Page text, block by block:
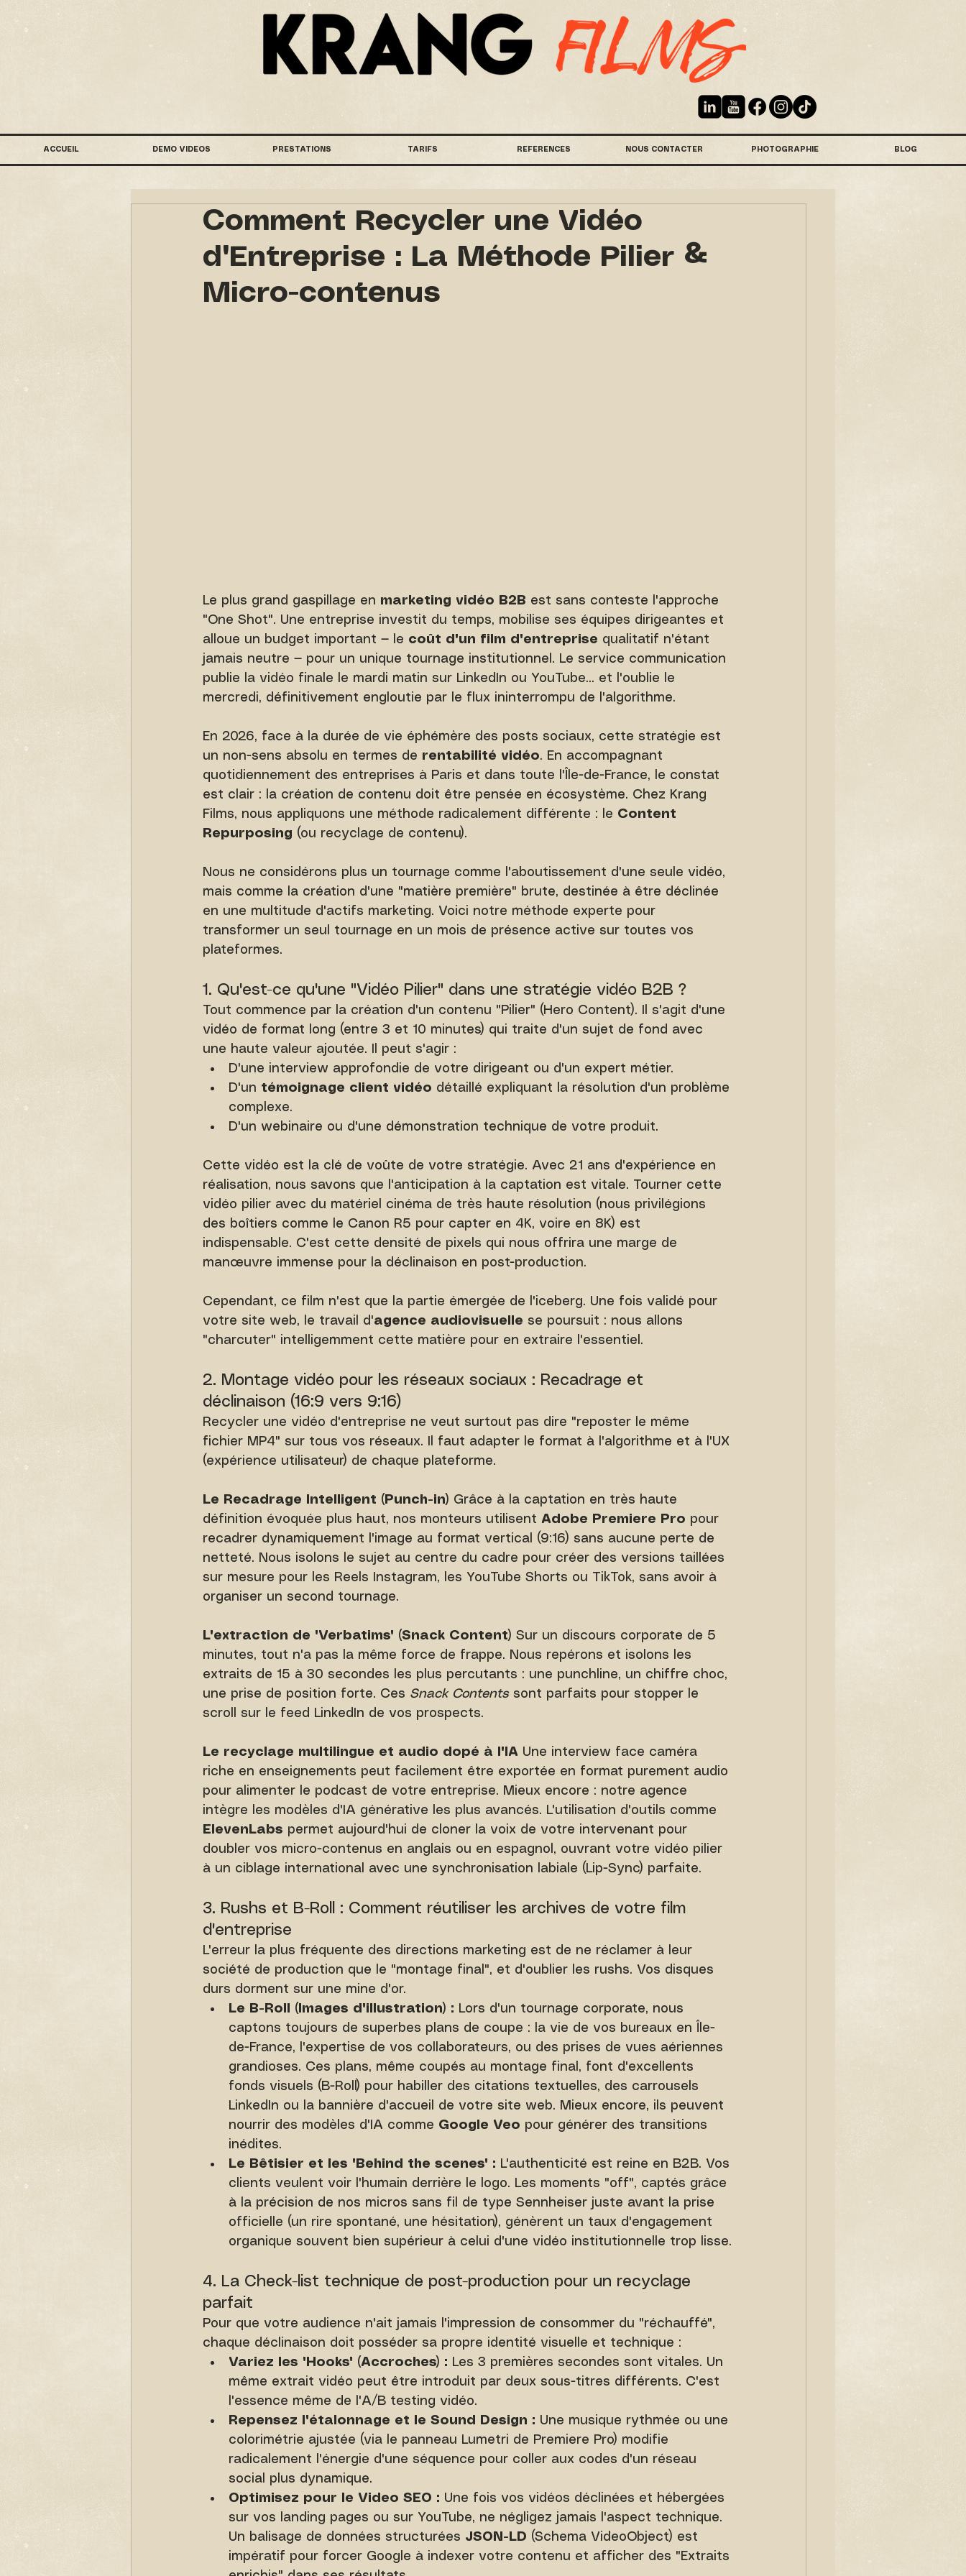
Comment Recycler une Vidéo
d'Entreprise : La Méthode Pilier &
Micro-contenus
Le plus grand gaspillage en marketing vidéo B2B est sans conteste l'approche
"One Shot". Une entreprise investit du temps, mobilise ses équipes dirigeantes et
alloue un budget important — le coût d'un film d'entreprise qualitatif n'étant
jamais neutre — pour un unique tournage institutionnel. Le service communication
publie la vidéo finale le mardi matin sur LinkedIn ou YouTube... et l'oublie le
mercredi, définitivement engloutie par le flux ininterrompu de l'algorithme.
En 2026, face à la durée de vie éphémère des posts sociaux, cette stratégie est
un non-sens absolu en termes de rentabilité vidéo. En accompagnant
quotidiennement des entreprises à Paris et dans toute l'Île-de-France, le constat
est clair : la création de contenu doit être pensée en écosystème. Chez Krang
Films, nous appliquons une méthode radicalement différente : le Content
Repurposing (ou recyclage de contenu).
Nous ne considérons plus un tournage comme l'aboutissement d'une seule vidéo,
mais comme la création d'une "matière première" brute, destinée à être déclinée
en une multitude d'actifs marketing. Voici notre méthode experte pour
transformer un seul tournage en un mois de présence active sur toutes vos
plateformes.
1. Qu'est-ce qu'une "Vidéo Pilier" dans une stratégie vidéo B2B ?
Tout commence par la création d'un contenu "Pilier" (Hero Content). Il s'agit d'une
vidéo de format long (entre 3 et 10 minutes) qui traite d'un sujet de fond avec
une haute valeur ajoutée. Il peut s'agir :
D'une interview approfondie de votre dirigeant ou d'un expert métier.
D'un témoignage client vidéo détaillé expliquant la résolution d'un problème
complexe.
D'un webinaire ou d'une démonstration technique de votre produit.
Cette vidéo est la clé de voûte de votre stratégie. Avec 21 ans d'expérience en
réalisation, nous savons que l'anticipation à la captation est vitale. Tourner cette
vidéo pilier avec du matériel cinéma de très haute résolution (nous privilégions
des boîtiers comme le Canon R5 pour capter en 4K, voire en 8K) est
indispensable. C'est cette densité de pixels qui nous offrira une marge de
manœuvre immense pour la déclinaison en post-production.
Cependant, ce film n'est que la partie émergée de l'iceberg. Une fois validé pour
votre site web, le travail d'agence audiovisuelle se poursuit : nous allons
"charcuter" intelligemment cette matière pour en extraire l'essentiel.
2. Montage vidéo pour les réseaux sociaux : Recadrage et
déclinaison (16:9 vers 9:16)
Recycler une vidéo d'entreprise ne veut surtout pas dire "reposter le même
fichier MP4" sur tous vos réseaux. Il faut adapter le format à l'algorithme et à l'UX
(expérience utilisateur) de chaque plateforme.
Le Recadrage Intelligent (Punch-in) Grâce à la captation en très haute
définition évoquée plus haut, nos monteurs utilisent Adobe Premiere Pro pour
recadrer dynamiquement l'image au format vertical (9:16) sans aucune perte de
netteté. Nous isolons le sujet au centre du cadre pour créer des versions taillées
sur mesure pour les Reels Instagram, les YouTube Shorts ou TikTok, sans avoir à
organiser un second tournage.
L'extraction de "Verbatims" (Snack Content) Sur un discours corporate de 5
minutes, tout n'a pas la même force de frappe. Nous repérons et isolons les
extraits de 15 à 30 secondes les plus percutants : une punchline, un chiffre choc,
une prise de position forte. Ces Snack Contents sont parfaits pour stopper le
scroll sur le feed LinkedIn de vos prospects.
Le recyclage multilingue et audio dopé à l'IA Une interview face caméra
riche en enseignements peut facilement être exportée en format purement audio
pour alimenter le podcast de votre entreprise. Mieux encore : notre agence
intègre les modèles d'IA générative les plus avancés. L'utilisation d'outils comme
ElevenLabs permet aujourd'hui de cloner la voix de votre intervenant pour
doubler vos micro-contenus en anglais ou en espagnol, ouvrant votre vidéo pilier
à un ciblage international avec une synchronisation labiale (Lip-Sync) parfaite.
3. Rushs et B-Roll : Comment réutiliser les archives de votre film
d'entreprise
L'erreur la plus fréquente des directions marketing est de ne réclamer à leur
société de production que le "montage final", et d'oublier les rushs. Vos disques
durs dorment sur une mine d'or.
Le B-Roll (Images d'illustration) : Lors d'un tournage corporate, nous
captons toujours de superbes plans de coupe : la vie de vos bureaux en Île-
de-France, l'expertise de vos collaborateurs, ou des prises de vues aériennes
grandioses. Ces plans, même coupés au montage final, font d'excellents
fonds visuels (B-Roll) pour habiller des citations textuelles, des carrousels
LinkedIn ou la bannière d'accueil de votre site web. Mieux encore, ils peuvent
nourrir des modèles d'IA comme Google Veo pour générer des transitions
inédites.
Le Bêtisier et les "Behind the scenes" : L'authenticité est reine en B2B. Vos
clients veulent voir l'humain derrière le logo. Les moments "off", captés grâce
à la précision de nos micros sans fil de type Sennheiser juste avant la prise
officielle (un rire spontané, une hésitation), génèrent un taux d'engagement
organique souvent bien supérieur à celui d'une vidéo institutionnelle trop lisse.
4. La Check-list technique de post-production pour un recyclage
parfait
Pour que votre audience n'ait jamais l'impression de consommer du "réchauffé",
chaque déclinaison doit posséder sa propre identité visuelle et technique :
Variez les "Hooks" (Accroches) : Les 3 premières secondes sont vitales. Un
même extrait vidéo peut être introduit par deux sous-titres différents. C'est
l'essence même de l'A/B testing vidéo.
Repensez l'étalonnage et le Sound Design : Une musique rythmée ou une
colorimétrie ajustée (via le panneau Lumetri de Premiere Pro) modifie
radicalement l'énergie d'une séquence pour coller aux codes d'un réseau
social plus dynamique.
Optimisez pour le Video SEO : Une fois vos vidéos déclinées et hébergées
sur vos landing pages ou sur YouTube, ne négligez jamais l'aspect technique.
Un balisage de données structurées JSON-LD (Schema VideoObject) est
impératif pour forcer Google à indexer votre contenu et afficher des "Extraits
ACCUEIL DEMO VIDEOS PRESTATIONS TARIFS REFERENCES NOUS CONTACTER PHOTOGRAPHIE BLOG